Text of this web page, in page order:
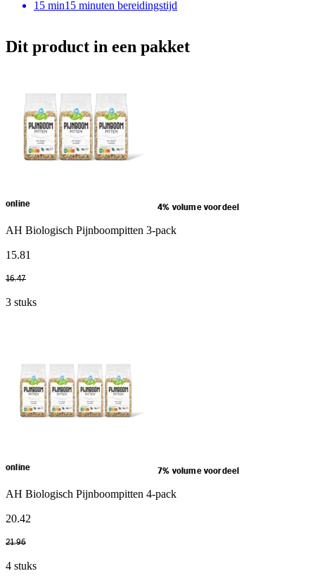
15 min15 minuten bereidingstijd
Dit product in een pakket
online 4% volume voordeel
AH Biologisch Pijnboompitten 3-pack
15.81
16.47
3 stuks
online 7% volume voordeel
AH Biologisch Pijnboompitten 4-pack
20.42
21.96
4 stuks